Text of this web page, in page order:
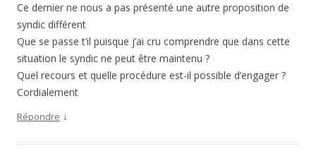
Ce dernier ne nous a pas présenté une autre proposition de
syndic différent
Que se passe t’il puisque j’ai cru comprendre que dans cette
situation le syndic ne peut être maintenu ?
Quel recours et quelle procédure est-il possible d’engager ?
Cordialement
Répondre ↓